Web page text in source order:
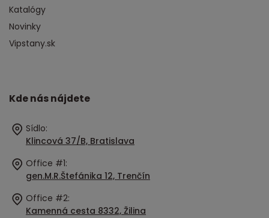
Katalógy
Novinky
Vipstany.sk
Kde nás nájdete
Sídlo:
Klincová 37/B, Bratislava
Office #1:
gen.M.R.Štefánika 12, Trenčín
Office #2:
Kamenná cesta 8332, Žilina